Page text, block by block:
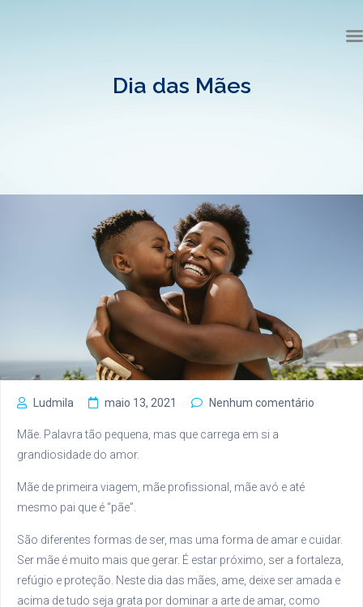
Dia das Mães
Ludmila maio 13, 2021 Nenhum comentário
Mãe. Palavra tão pequena, mas que carrega em si a
grandiosidade do amor.
Mãe de primeira viagem, mãe profissional, mãe avó e até
mesmo pai que é “pãe”.
São diferentes formas de ser, mas uma forma de amar e cuidar.
Ser mãe é muito mais que gerar. É estar próximo, ser a fortaleza,
refúgio e proteção. Neste dia das mães, ame, deixe ser amada e
acima de tudo seja grata por dominar a arte de amar, como